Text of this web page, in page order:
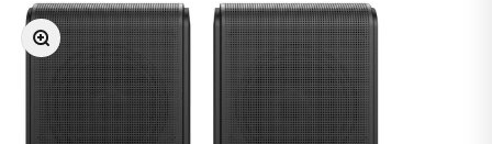
Zoomer sur l'image